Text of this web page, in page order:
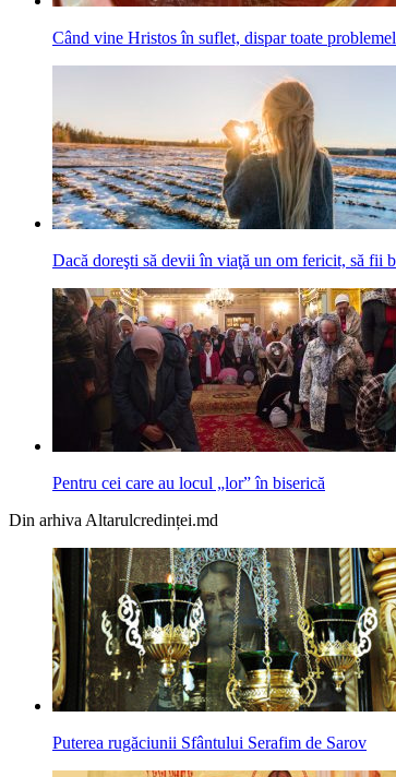
Când vine Hristos în suflet, dispar toate
Dacă doreşti să devii în viaţă un om fericit, să fii
Pentru cei care au locul „lor” în biserică
Din arhiva Altarulcredinței.md
Puterea rugăciunii Sfântului Serafim de Sarov